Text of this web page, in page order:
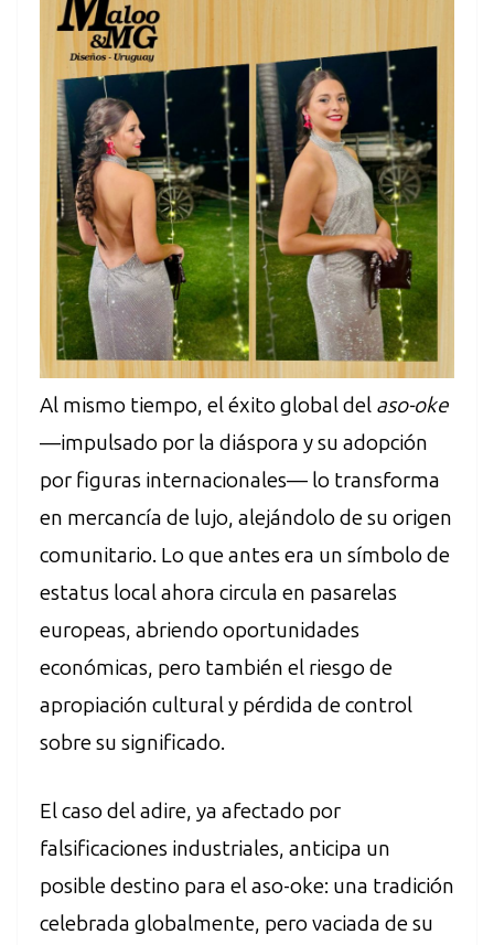
Al mismo tiempo, el éxito global del aso-oke
—impulsado por la diáspora y su adopción
por figuras internacionales— lo transforma
en mercancía de lujo, alejándolo de su origen
comunitario. Lo que antes era un símbolo de
estatus local ahora circula en pasarelas
europeas, abriendo oportunidades
económicas, pero también el riesgo de
apropiación cultural y pérdida de control
sobre su significado.
El caso del adire, ya afectado por
falsificaciones industriales, anticipa un
posible destino para el aso-oke: una tradición
celebrada globalmente, pero vaciada de su